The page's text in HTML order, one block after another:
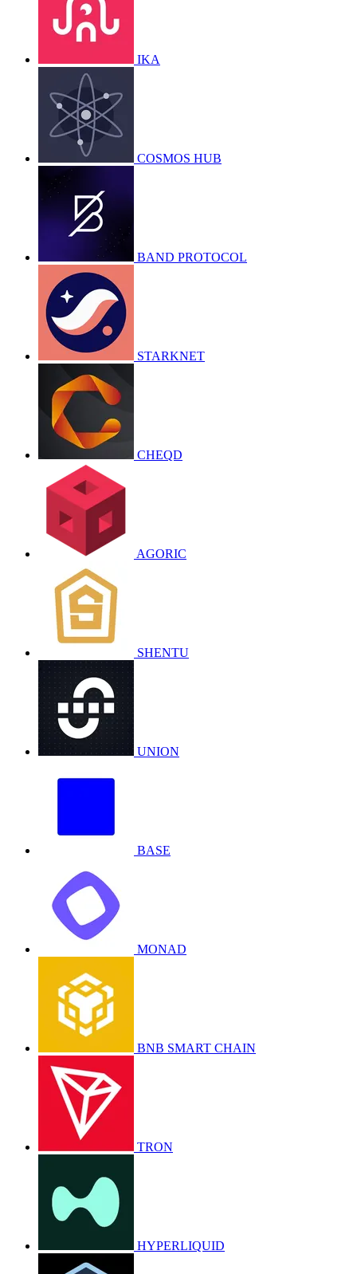
IKA
COSMOS HUB
BAND PROTOCOL
STARKNET
CHEQD
AGORIC
SHENTU
UNION
BASE
MONAD
BNB SMART CHAIN
TRON
HYPERLIQUID